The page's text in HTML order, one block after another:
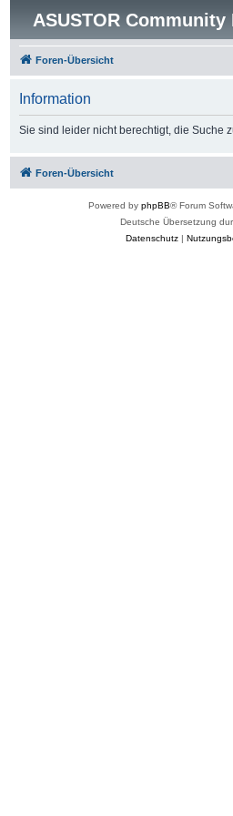
ASUSTOR
Foren-Übersicht
Information
Sie sind leider nicht berechtigt, die Suche
Foren-Übersicht
Powered by phpBB® Forum
Deutsche Übersetzung
Datenschutz|